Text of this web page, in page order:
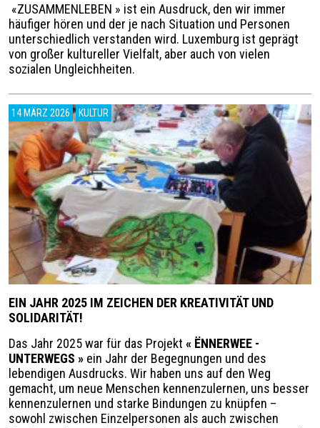
«ZUSAMMENLEBEN » ist ein Ausdruck, den wir immer
häufiger hören und der je nach Situation und Personen
unterschiedlich verstanden wird. Luxemburg ist geprägt
von großer kultureller Vielfalt, aber auch von vielen
sozialen Ungleichheiten.
14 MÄRZ 2026 KULTUR
EIN JAHR 2025 IM ZEICHEN DER KREATIVITÄT UND
SOLIDARITÄT!
Das Jahr 2025 war für das Projekt « ËNNERWEE -
UNTERWEGS » ein Jahr der Begegnungen und des
lebendigen Ausdrucks. Wir haben uns auf den Weg
gemacht, um neue Menschen kennenzulernen, uns besser
kennenzulernen und starke Bindungen zu knüpfen –
sowohl zwischen Einzelpersonen als auch zwischen